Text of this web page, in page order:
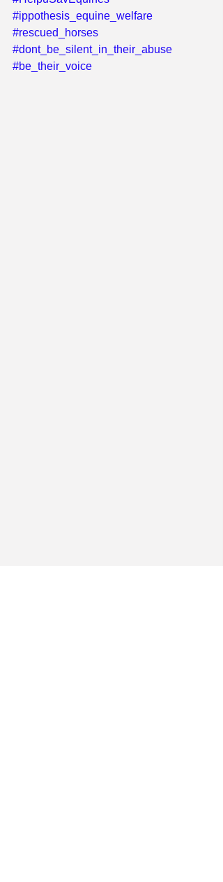
#ippothesis_equine_welfare
#rescued_horses
#dont_be_silent_in_their_abuse
#be_their_voice